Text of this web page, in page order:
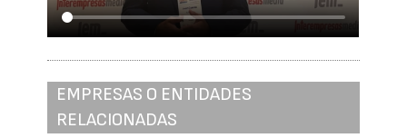
EMPRESAS O ENTIDADES
RELACIONADAS